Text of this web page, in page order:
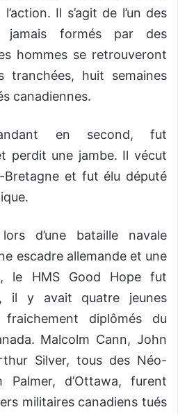
Il s’agit de l’un des
jamais formés par des
hommes se retrouveront
tranchées, huit semaines
canadiennes.
en second, fut
perdit une jambe. Il vécut
Bretagne et fut élu député
d’une bataille navale
escadre allemande et une
le HMS Good Hope fut
il y avait quatre jeunes
diplômés du
Malcolm Cann, John
Silver, tous des Néo-
Palmer, d’Ottawa, furent
militaires canadiens tués